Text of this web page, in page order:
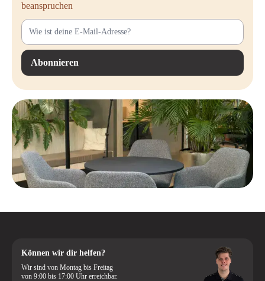
beanspruchen
Abonnieren
Können wir dir helfen?
Wir sind von Montag bis Freitag
von 9:00 bis 17:00 Uhr erreichbar.